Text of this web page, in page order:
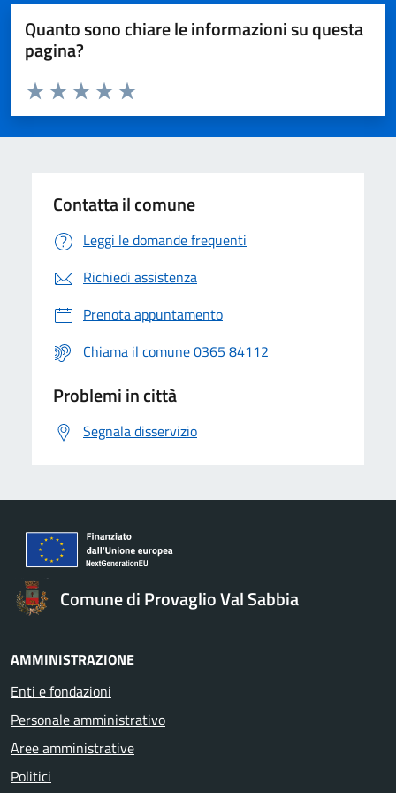
Quanto sono chiare le informazioni su questa
pagina?
Valuta da 1 a 5 stelle la pagina
Valuta 5 stelle su 5
Valuta 4 stelle su 5
Valuta 3 stelle su 5
Valuta 2 stelle su 5
Valuta 1 stelle su 5
Contatta il comune
Leggi le domande frequenti
Richiedi assistenza
Prenota appuntamento
Chiama il comune 0365 84112
Problemi in città
Segnala disservizio
Comune di Provaglio Val Sabbia
AMMINISTRAZIONE
Enti e fondazioni
Personale amministrativo
Aree amministrative
Politici